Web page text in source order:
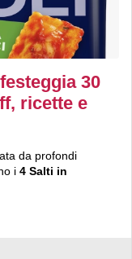
30
ricette e
da profondi
i 4 Salti in